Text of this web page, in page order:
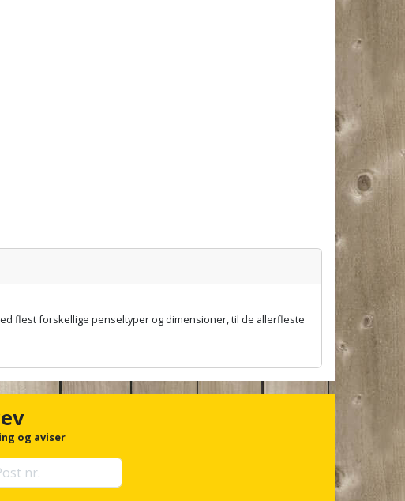
flest forskellige penseltyper og dimensioner, til de allerfleste
og aviser